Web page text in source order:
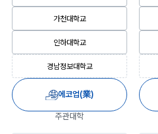
가천대학교
인하대학교
경남정보대학교
에코업(業)
주관대학